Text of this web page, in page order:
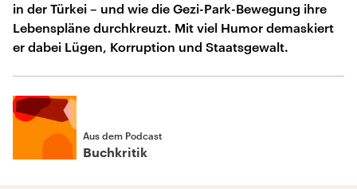
in der Türkei – und wie die Gezi-Park-Bewegung ihre
Lebenspläne durchkreuzt. Mit viel Humor demaskiert
er dabei Lügen, Korruption und Staatsgewalt.
Aus dem Podcast
Buchkritik